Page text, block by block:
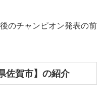
のチャンピオン発表の前
佐賀市】の紹介